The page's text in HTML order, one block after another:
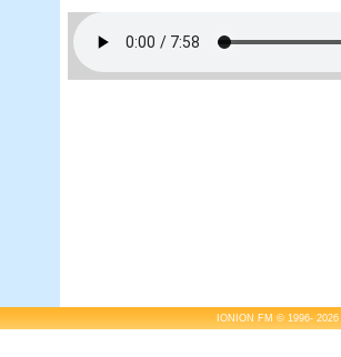
IONION FM © 1996-